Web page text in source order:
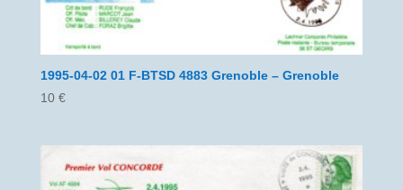
1995-04-02 01 F-BTSD 4883 Grenoble – Grenoble
10 €